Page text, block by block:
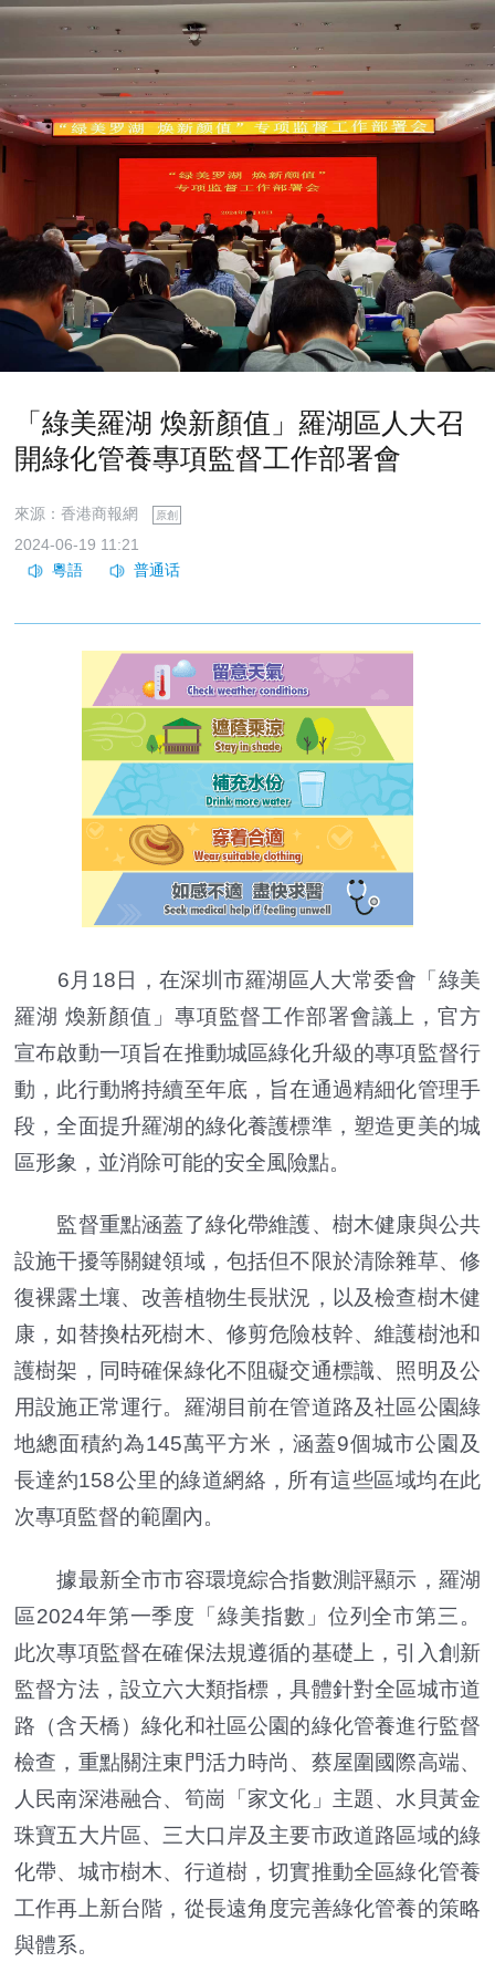
「綠美羅湖 煥新顏值」羅湖區人大召
開綠化管養專項監督工作部署會
來源：香港商報網 原創
2024-06-19 11:21
6月18日，在深圳市羅湖區人大常委會「綠美
羅湖 煥新顏值」專項監督工作部署會議上，官方
宣布啟動一項旨在推動城區綠化升級的專項監督行
動，此行動將持續至年底，旨在通過精細化管理手
段，全面提升羅湖的綠化養護標準，塑造更美的城
區形象，並消除可能的安全風險點。
監督重點涵蓋了綠化帶維護、樹木健康與公共
設施干擾等關鍵領域，包括但不限於清除雜草、修
復裸露土壤、改善植物生長狀況，以及檢查樹木健
康，如替換枯死樹木、修剪危險枝幹、維護樹池和
護樹架，同時確保綠化不阻礙交通標識、照明及公
用設施正常運行。羅湖目前在管道路及社區公園綠
地總面積約為145萬平方米，涵蓋9個城市公園及
長達約158公里的綠道網絡，所有這些區域均在此
次專項監督的範圍內。
據最新全市市容環境綜合指數測評顯示，羅湖
區2024年第一季度「綠美指數」位列全市第三。
此次專項監督在確保法規遵循的基礎上，引入創新
監督方法，設立六大類指標，具體針對全區城市道
路（含天橋）綠化和社區公園的綠化管養進行監督
檢查，重點關注東門活力時尚、蔡屋圍國際高端、
人民南深港融合、筍崗「家文化」主題、水貝黃金
珠寶五大片區、三大口岸及主要市政道路區域的綠
化帶、城市樹木、行道樹，切實推動全區綠化管養
工作再上新台階，從長遠角度完善綠化管養的策略
與體系。